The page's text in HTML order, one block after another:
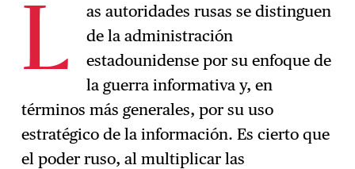
Suscríbase
L
as autoridades rusas se distinguen
de la administración
estadounidense por su enfoque de
la guerra informativa y, en
términos más generales, por su uso
estratégico de la información. Es cierto que
el poder ruso, al multiplicar las